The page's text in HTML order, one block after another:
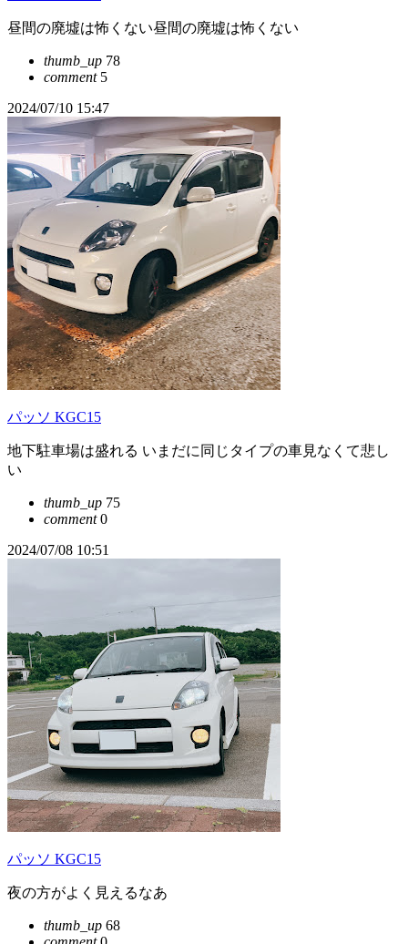
昼間の廃墟は怖くない昼間の廃墟は怖くない
thumb_up 78
comment5
2024/07/10 15:47
パッソ KGC15
地下駐車場は盛れる いまだに同じタイプの車見なくて悲し
い
thumb_up 75
comment0
2024/07/08 10:51
パッソ KGC15
夜の方がよく見えるなあ
thumb_up 68